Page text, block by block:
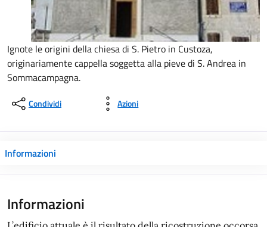
Ignote le origini della chiesa di S. Pietro in Custoza,
originariamente cappella soggetta alla pieve di S. Andrea in
Sommacampagna.
Condividi Azioni
Informazioni
Informazioni